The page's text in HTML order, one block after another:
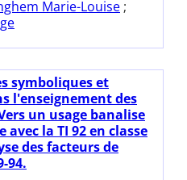
Marie-Louise ;
symboliques et
l'enseignement des
un usage banalise
avec la TI 92 en classe
des facteurs de
94.